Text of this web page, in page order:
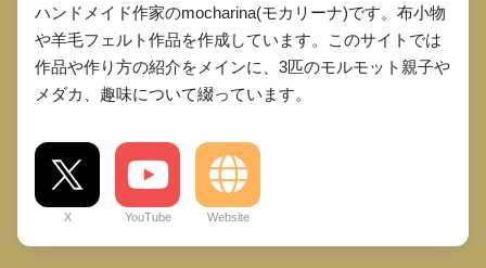
ハンドメイド作家のmocharina(モカリーナ)です。布小物
や羊毛フェルト作品を作成しています。このサイトでは
作品や作り方の紹介をメインに、3匹のモルモット親子や
メダカ、趣味について綴っています。
X YouTube Website